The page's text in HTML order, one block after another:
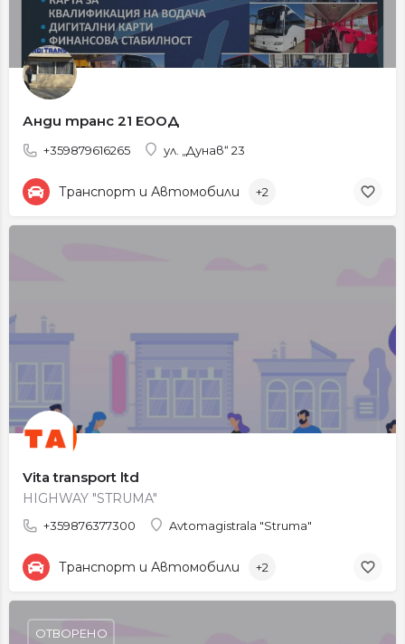
Анди транс 21 ЕООД
+359879616265 ул. „Дунав“ 23
Транспорт и Автомобили +2
Vita transport ltd
HIGHWAY "STRUMA"
+359876377300 Avtomagistrala "Struma"
Транспорт и Автомобили +2
ОТВОРЕНО